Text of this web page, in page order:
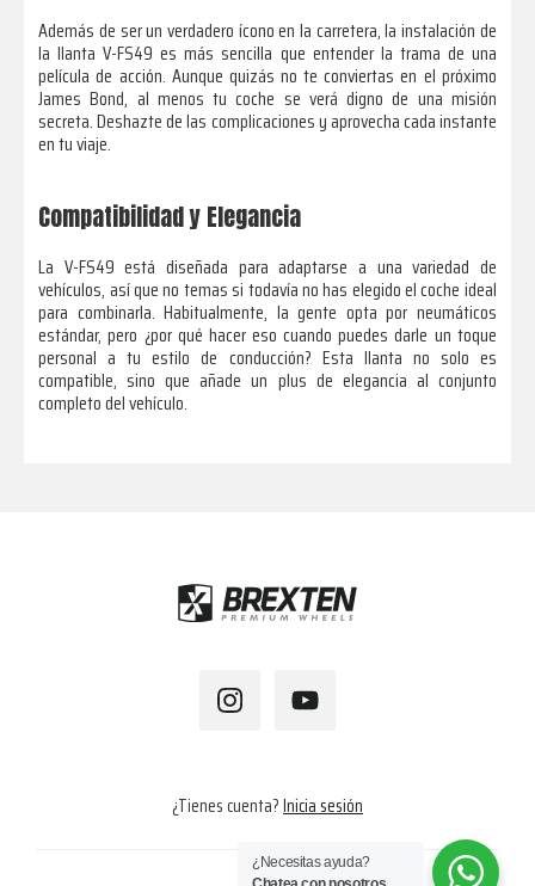
Además de ser un verdadero ícono en la carretera, la instalación de
la llanta V-FS49 es más sencilla que entender la trama de una
película de acción. Aunque quizás no te conviertas en el próximo
James Bond, al menos tu coche se verá digno de una misión
secreta. Deshazte de las complicaciones y aprovecha cada instante
en tu viaje.
Compatibilidad y Elegancia
La V-FS49 está diseñada para adaptarse a una variedad de
vehículos, así que no temas si todavía no has elegido el coche ideal
para combinarla. Habitualmente, la gente opta por neumáticos
estándar, pero ¿por qué hacer eso cuando puedes darle un toque
personal a tu estilo de conducción? Esta llanta no solo es
compatible, sino que añade un plus de elegancia al conjunto
completo del vehículo.
¿Tienes cuenta?Inicia sesión
¿Necesitas ayuda?